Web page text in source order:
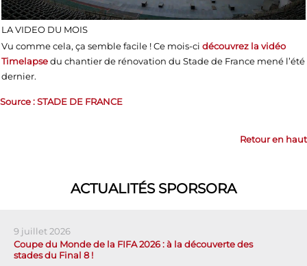
LA VIDEO DU MOIS
Vu comme cela, ça semble facile ! Ce mois-ci découvrez la vidéo
Timelapsedu chantier de rénovation du Stade de France mené l’été
dernier.
Source : STADE DE FRANCE
Retour en haut
ACTUALITÉS SPORSORA
9 juillet 2026
Coupe du Monde de la FIFA 2026 : à la découverte des
stades du Final 8 !